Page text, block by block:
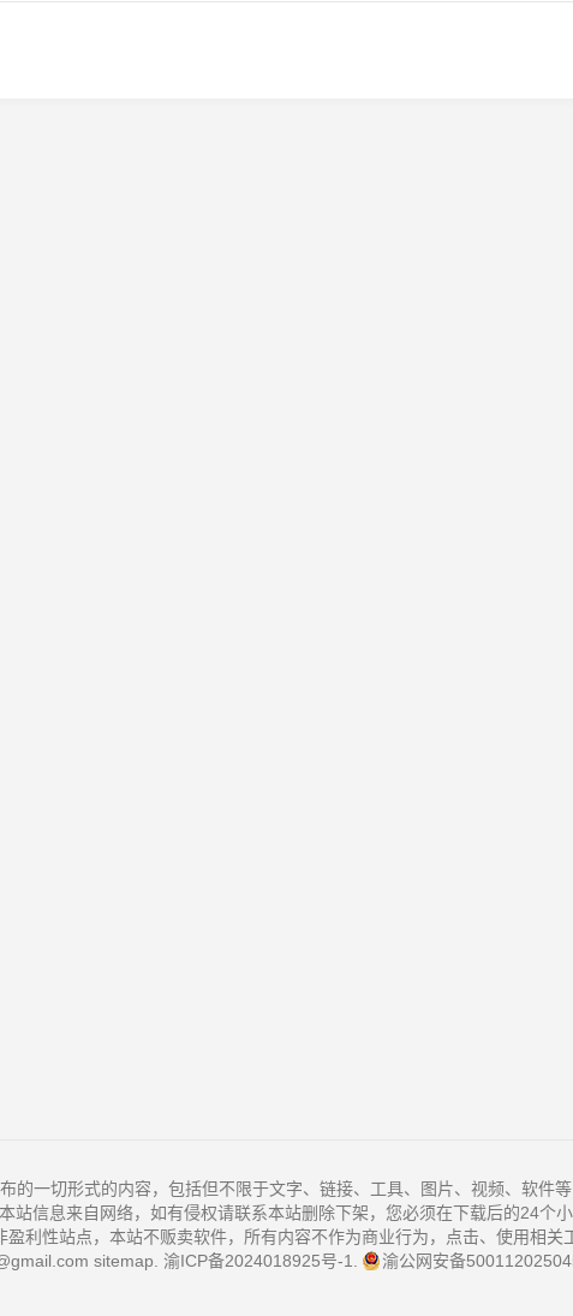
的一切形式的内容，包括但不限于文字、链接、工具、图片、视频、软件
站信息来自网络，如有侵权请联系本站删除下架，您必须在下载后的24个
利性站点，本站不贩卖软件，所有内容不作为商业行为，点击、使用相关
sitemap 渝ICP备2024018925号-1 渝公网安备